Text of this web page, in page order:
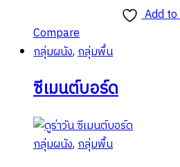
Add
Compare
กลุ่มผนัง,กลุ่มพื้น
ซีเมนต์บอร์ด
กลุ่มผนัง,กลุ่มพื้น